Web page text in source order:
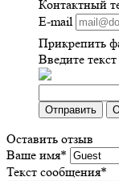
Контактный
E-mail
Прикрепить
Введите
Отправить
Оставить отзыв
Ваше имя*
Текст сообщения*